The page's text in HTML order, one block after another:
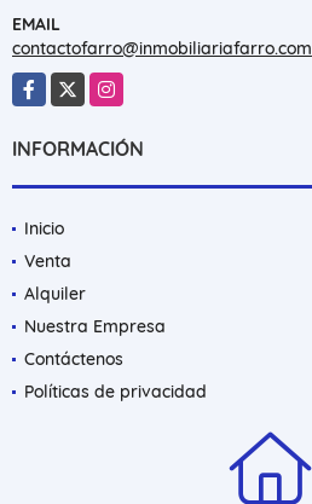
EMAIL
contactofarro@inmobiliariafarro.com
Facebook
X Instagram
INFORMACIÓN
Inicio
Venta
Alquiler
Nuestra Empresa
Contáctenos
Políticas de privacidad